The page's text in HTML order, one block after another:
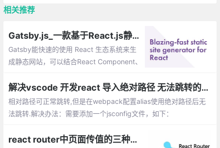
相关推荐
Gatsby.js_一款基于React.js静态站点生成工具
Gatsby能快速的使用 React 生态系统来生
成静态网站，可以结合React Component、
成让他更强大。
解决vscode 开发react 导入绝对路径 无法跳转的问题
相对路径可正常跳转,但是在webpack配置alias使用绝对路径后无
法跳转.解决办法：需要添加一个jsconfig文件，如下：
react router中页面传值的三种方法